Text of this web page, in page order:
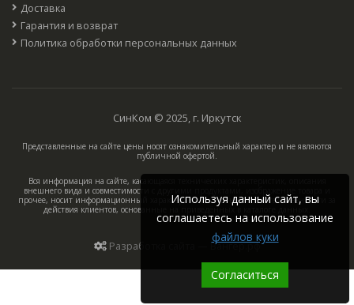
Используя данный сайт, вы
соглашаетесь на использование
файлов куки
Согласиться
Доставка
Гарантия и возврат
Политика обработки персональных данных
СинКом © 2025, г. Иркутск
Представленные на сайте цены носят ознакомительный характер и не являются
публичной офертой.
Вся информация на сайте, касающаяся технических характеристик, описания
внешнего вида и совместимости с другими продуктами, изображение товара и
прочее, носит информационный характер, компания не несёт ответственности за
действия клиентов, основанные на приведённых в каталоге данных.
Разработка сайта — Вангер.рф